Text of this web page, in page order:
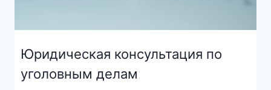
Юридическая консультация по
уголовным делам